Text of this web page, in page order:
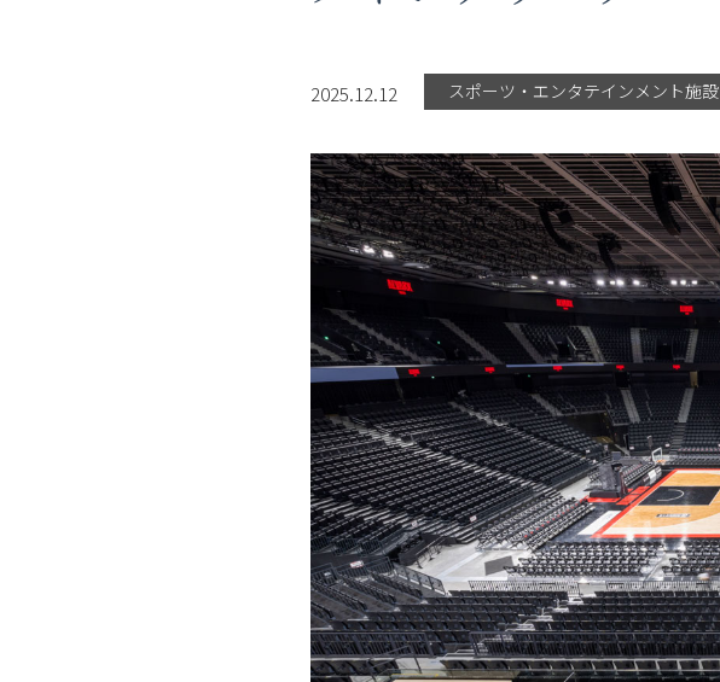
2025.12.12 スポーツ・エンタテインメント施設